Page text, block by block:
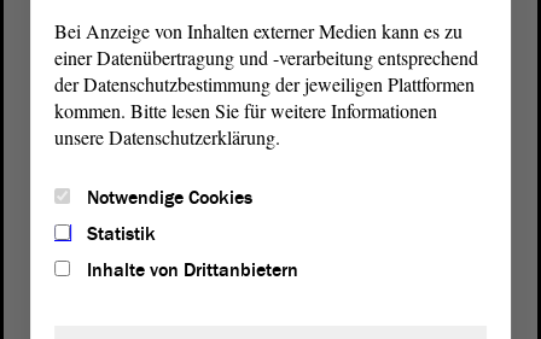
Bei Anzeige von Inhalten externer Medien kann es zu
einer Datenübertragung und -verarbeitung entsprechend
der Datenschutzbestimmung der jeweiligen Plattformen
kommen. Bitte lesen Sie für weitere Informationen
unsere Datenschutzerklärung.
Notwendige Cookies
Statistik
Inhalte von Drittanbietern